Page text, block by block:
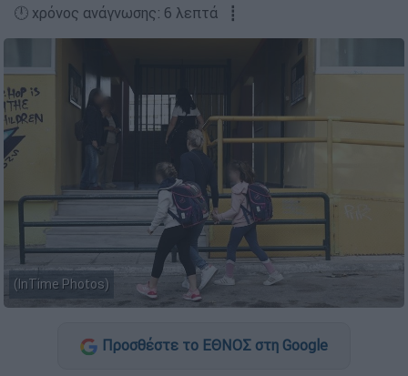
🕛 χρόνος ανάγνωσης: 6 λεπτά ┋
(InTime Photos)
Προσθέστε το ΕΘΝΟΣ στη Google